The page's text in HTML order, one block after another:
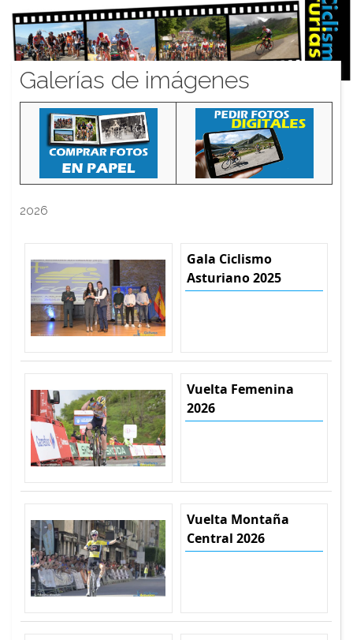
Galerías de imágenes
2026
Gala Ciclismo
Asturiano 2025
Vuelta Femenina
2026
Vuelta Montaña
Central 2026